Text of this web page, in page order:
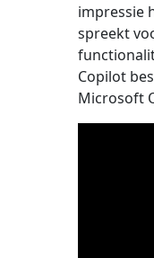
impressie
spreekt
Copilot
Microsoft